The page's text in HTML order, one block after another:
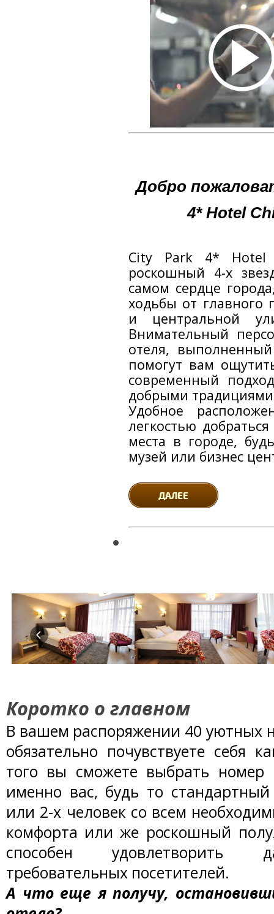
Добро
4* Hotel
City Park 4* Hotel
роскошный 4-х
самом сердце
ходьбы от главного
и центральной
Внимательный
отеля,
помогут вам
современный
добрыми
Удобное
легкостью
места в городе,
музей или бизнес
ДАЛЕЕ
Коротко о главном
В вашем распоряжении 40 уютных
обязательно почувствуете себя
того вы сможете выбрать номер
именно вас, будь то
или 2-х человек со всем
комфорта или же роскошный
способен удовлетворить
требовательных посетителей.
А что еще я получу,